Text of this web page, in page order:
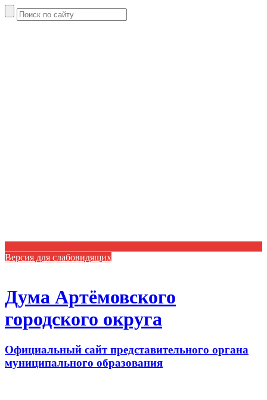
Версия для слабовидящих
Дума Артёмовского
городского округа
Официальный сайт представительного органа
муниципального образования